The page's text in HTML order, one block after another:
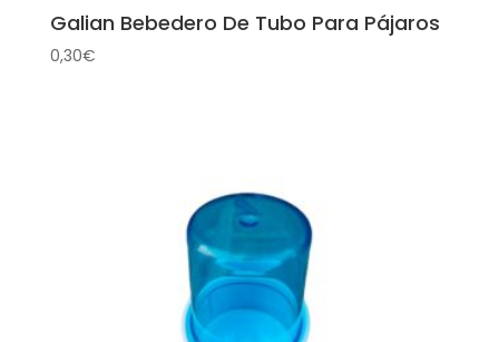
Galian Bebedero De Tubo Para Pájaros
0,30€